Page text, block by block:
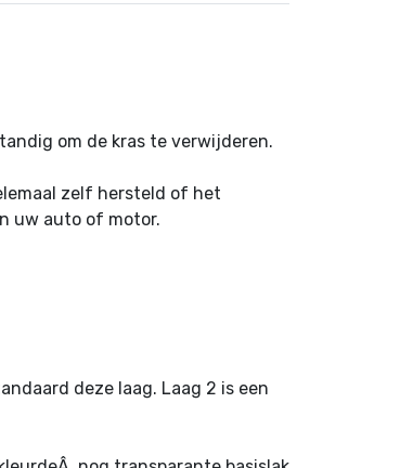
om de kras te verwijderen.
zelf hersteld of het
uw auto of motor.
deze laag. Laag 2 is een